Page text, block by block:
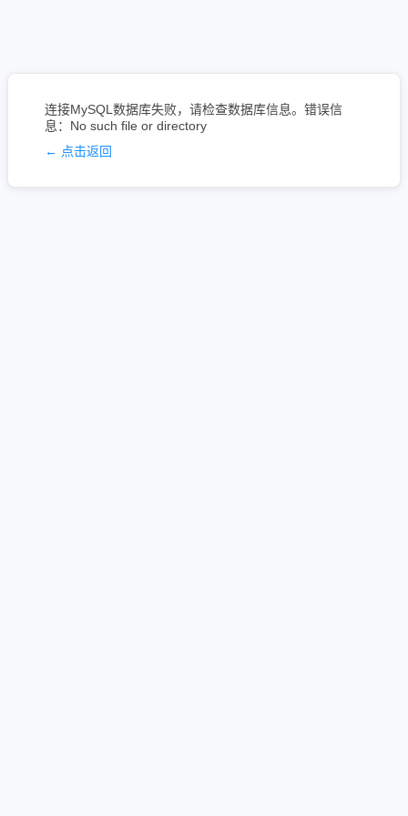
连接MySQL数据库失败，请检查数据库信息。错误信
息：No such file or directory
← 点击返回